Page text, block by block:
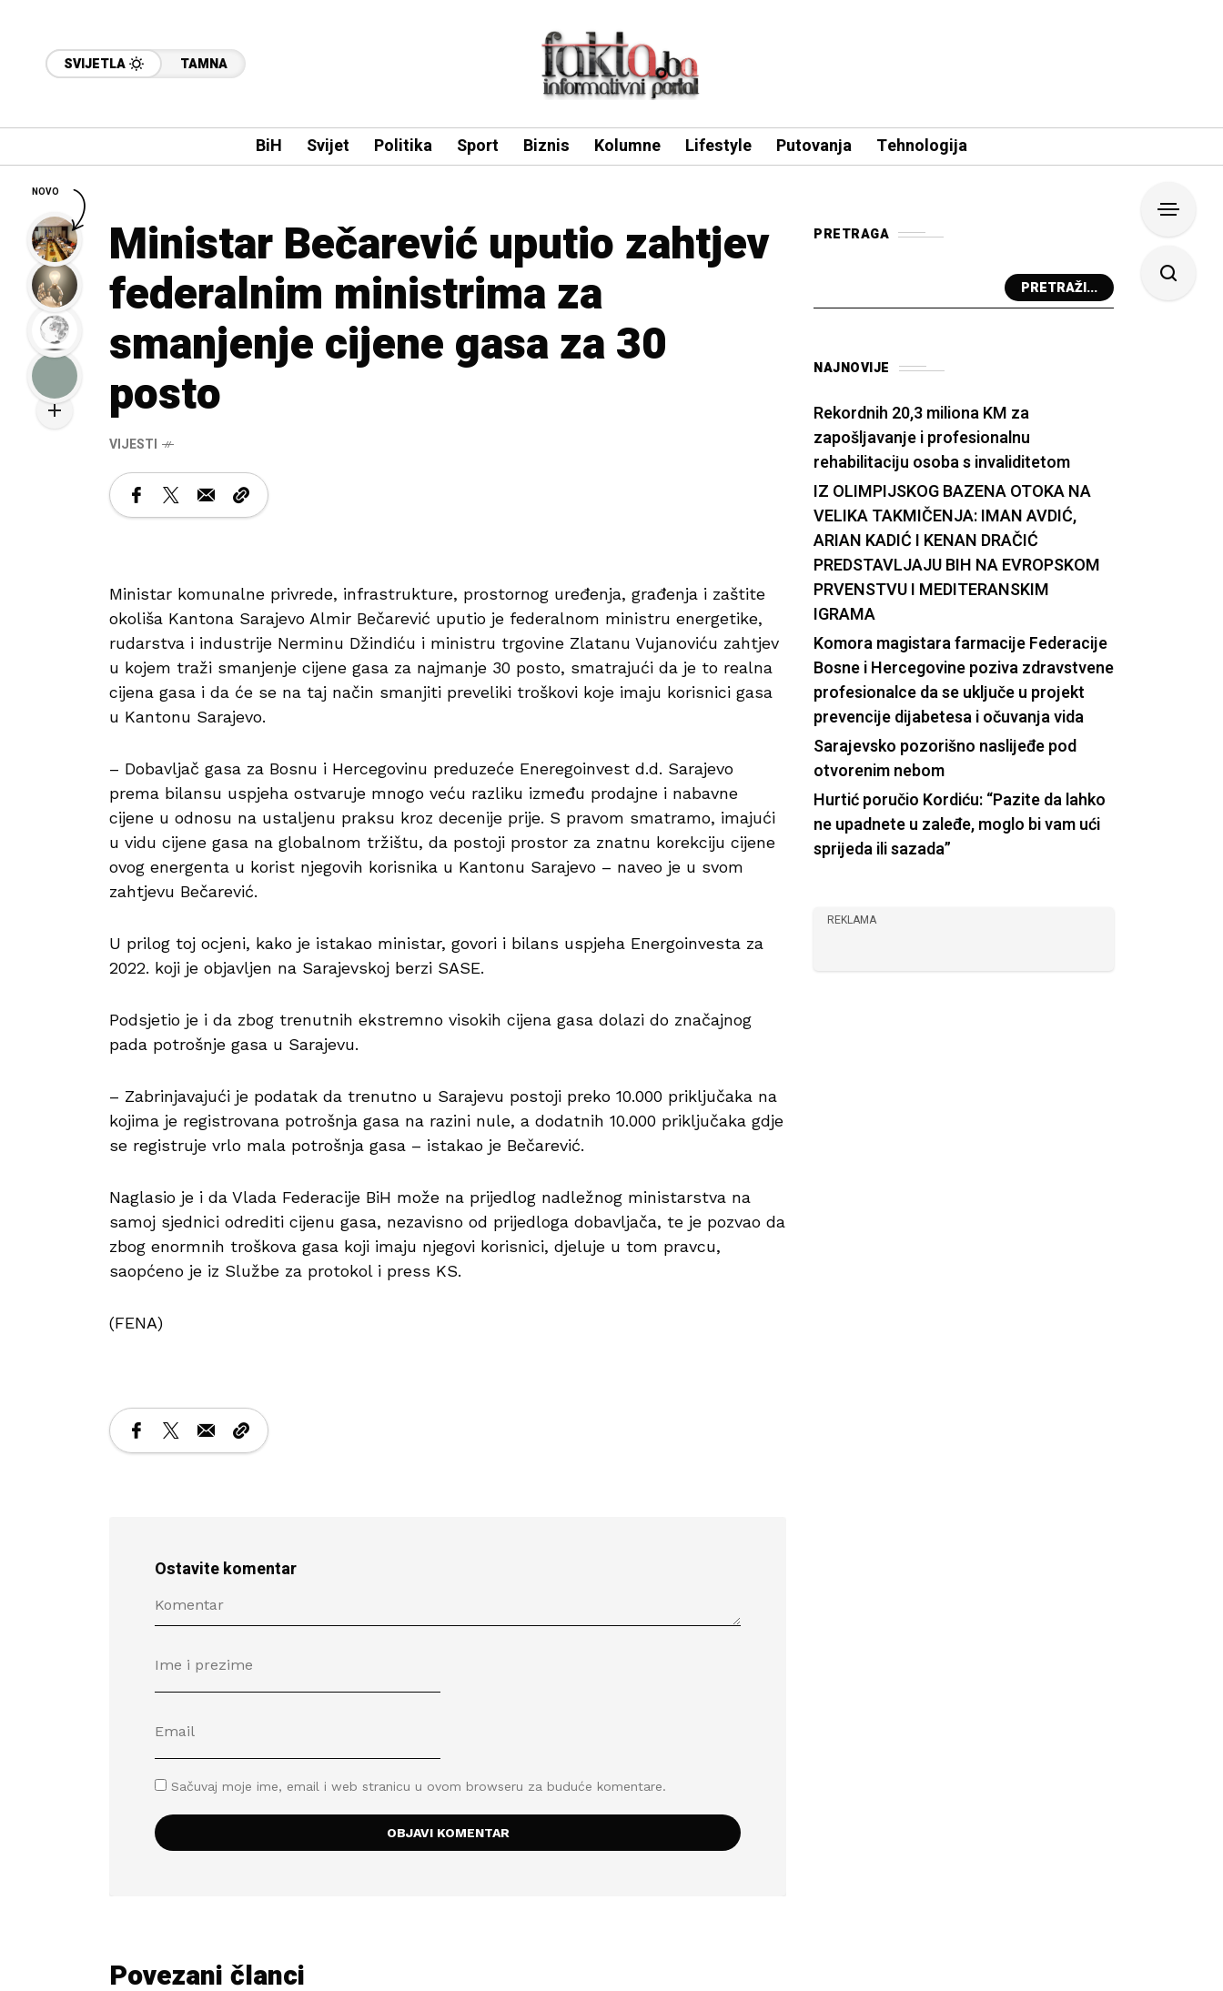
SVIJETLA TAMNA
BiH Svijet Politika Sport Biznis Kolumne Lifestyle Putovanja Tehnologija
Ministar Bečarević uputio zahtjev
federalnim ministrima za
smanjenje cijene gasa za 30
posto
VIJESTI
Ministar komunalne privrede, infrastrukture, prostornog uređenja, građenja i zaštite
okoliša Kantona Sarajevo Almir Bečarević uputio je federalnom ministru energetike,
rudarstva i industrije Nerminu Džindiću i ministru trgovine Zlatanu Vujanoviću zahtjev
u kojem traži smanjenje cijene gasa za najmanje 30 posto, smatrajući da je to realna
cijena gasa i da će se na taj način smanjiti preveliki troškovi koje imaju korisnici gasa
u Kantonu Sarajevo.
– Dobavljač gasa za Bosnu i Hercegovinu preduzeće Eneregoinvest d.d. Sarajevo
prema bilansu uspjeha ostvaruje mnogo veću razliku između prodajne i nabavne
cijene u odnosu na ustaljenu praksu kroz decenije prije. S pravom smatramo, imajući
u vidu cijene gasa na globalnom tržištu, da postoji prostor za znatnu korekciju cijene
ovog energenta u korist njegovih korisnika u Kantonu Sarajevo – naveo je u svom
zahtjevu Bečarević.
U prilog toj ocjeni, kako je istakao ministar, govori i bilans uspjeha Energoinvesta za
2022. koji je objavljen na Sarajevskoj berzi SASE.
Podsjetio je i da zbog trenutnih ekstremno visokih cijena gasa dolazi do značajnog
pada potrošnje gasa u Sarajevu.
– Zabrinjavajući je podatak da trenutno u Sarajevu postoji preko 10.000 priključaka na
kojima je registrovana potrošnja gasa na razini nule, a dodatnih 10.000 priključaka gdje
se registruje vrlo mala potrošnja gasa – istakao je Bečarević.
Naglasio je i da Vlada Federacije BiH može na prijedlog nadležnog ministarstva na
samoj sjednici odrediti cijenu gasa, nezavisno od prijedloga dobavljača, te je pozvao da
zbog enormnih troškova gasa koji imaju njegovi korisnici, djeluje u tom pravcu,
saopćeno je iz Službe za protokol i press KS.
(FENA)
Ostavite komentar
Sačuvaj moje ime, email i web stranicu u ovom browseru za buduće komentare.
Povezani članci
PRETRAGA
PRETRAŽI...
NAJNOVIJE
Rekordnih 20,3 miliona KM za
zapošljavanje i profesionalnu
rehabilitaciju osoba s invaliditetom
IZ OLIMPIJSKOG BAZENA OTOKA NA
VELIKA TAKMIČENJA: IMAN AVDIĆ,
ARIAN KADIĆ I KENAN DRAČIĆ
PREDSTAVLJAJU BIH NA EVROPSKOM
PRVENSTVU I MEDITERANSKIM
IGRAMA
Komora magistara farmacije Federacije
Bosne i Hercegovine poziva zdravstvene
profesionalce da se uključe u projekt
prevencije dijabetesa i očuvanja vida
Sarajevsko pozorišno naslijeđe pod
otvorenim nebom
Hurtić poručio Kordiću: “Pazite da lahko
ne upadnete u zaleđe, moglo bi vam ući
sprijeda ili sazada”
REKLAMA
NOVO